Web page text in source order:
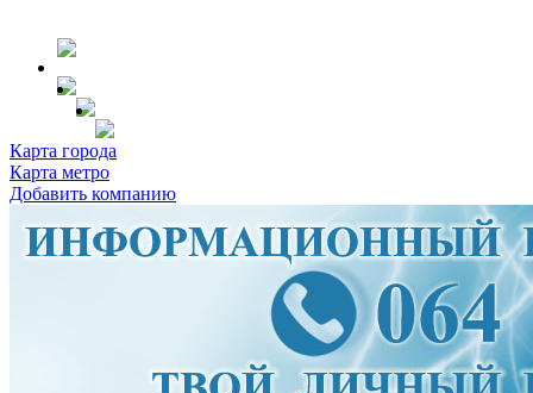
Карта города
Карта метро
Добавить компанию